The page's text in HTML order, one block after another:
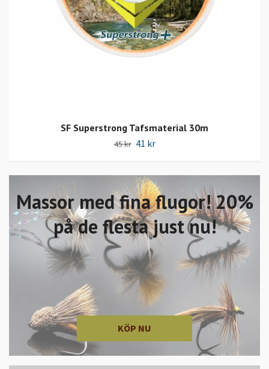
Massor med fina flugor! 20%
på de flesta just nu!
KÖP NU
SF Superstrong Tafsmaterial 30m
45 kr 41 kr